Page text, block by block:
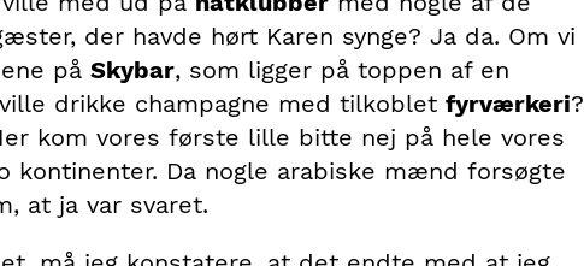
der havde hørt Karen synge? Ja da. Om vi
på Skybar, som ligger på toppen af en
drikke champagne med tilkoblet fyrværkeri?
kom vores første lille bitte nej på hele vores
kontinenter. Da nogle arabiske mænd forsøgte
at ja var svaret.